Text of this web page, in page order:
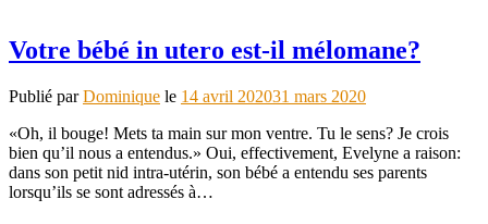
Votre bébé in utero est-il mélomane?
Publié parDominique le 14 avril 202031 mars 2020
«Oh, il bouge! Mets ta main sur mon ventre. Tu le sens? Je crois
bien qu’il nous a entendus.» Oui, effectivement, Evelyne a raison:
dans son petit nid intra-utérin, son bébé a entendu ses parents
lorsqu’ils se sont adressés à…